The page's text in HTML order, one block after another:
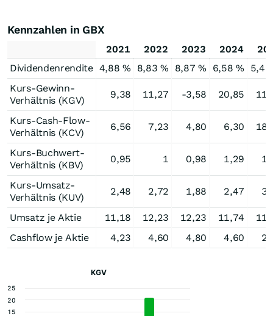
Kennzahlen in GBX
2021 2022 2023 2024
Dividendenrendite 4,88 % 8,83 % 8,87 % 6,58 %
5,46
Kurs-Gewinn-
Verhältnis (KGV)
9,38 11,27 -3,58 20,85
Kurs-Cash-Flow-
Verhältnis (KCV)
6,56 7,23 4,80 6,30
Kurs-Buchwert-
Verhältnis (KBV)
0,95 1 0,98 1,29
Kurs-Umsatz-
Verhältnis (KUV)
2,48 2,72 1,88 2,47
Umsatz je Aktie 11,18 12,23 12,23 11,74
Cashflow je Aktie
4,23 4,60 4,80 4,60
KGV
15
20
25